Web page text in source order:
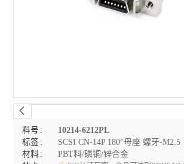
料号
10214-6212PL
标签
SCSI CN-14P 180°母座 螺牙-M2.5
材料
PBT料/磷铜/锌合金